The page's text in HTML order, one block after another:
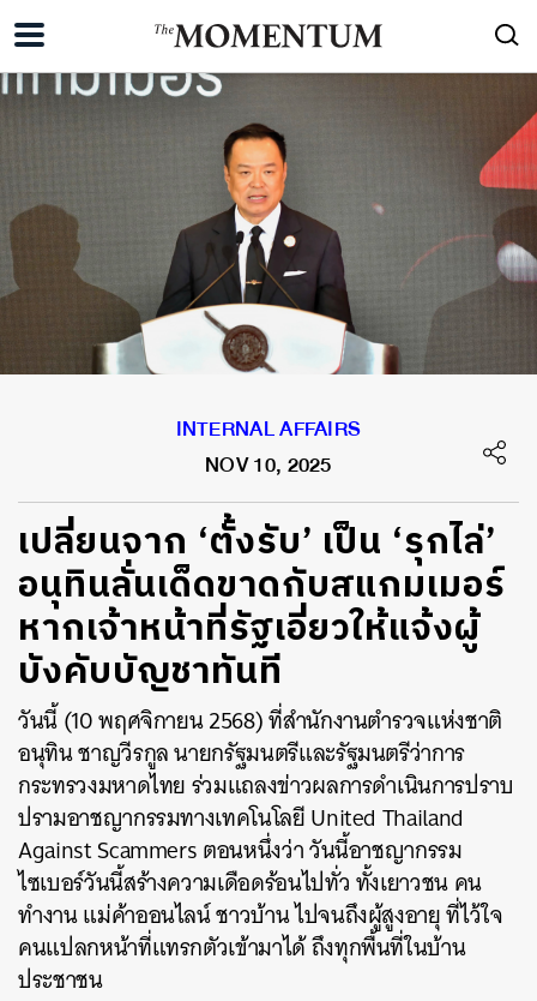
INTERNAL AFFAIRS
NOV 10, 2025
​​เปลี่ยนจาก ‘ตั้งรับ’ เป็น ‘รุกไล่’
อนุทินลั่นเด็ดขาดกับสแกมเมอร์
หากเจ้าหน้าที่รัฐเอี่ยวให้แจ้งผู้
บังคับบัญชาทันที
วันนี้ (10 พฤศจิกายน 2568) ที่สำนักงานตำรวจแห่งชาติ
อนุทิน ชาญวีรกูล นายกรัฐมนตรีและรัฐมนตรีว่าการ
กระทรวงมหาดไทย ร่วมแถลงข่าวผลการดำเนินการปราบ
ปรามอาชญากรรมทางเทคโนโลยี United Thailand
Against Scammers ตอนหนึ่งว่า วันนี้อาชญากรรม
ไซเบอร์วันนี้สร้างความเดือดร้อนไปทั่ว ทั้งเยาวชน คน
ทำงาน แม่ค้าออนไลน์ ชาวบ้าน ไปจนถึงผู้สูงอายุ ที่ไว้ใจ
คนแปลกหน้าที่แทรกตัวเข้ามาได้ ถึงทุกพื้นที่ในบ้าน
ประชาชน